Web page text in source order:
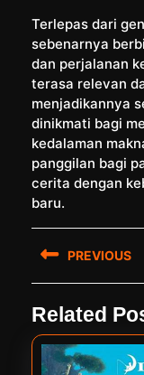
Terlepas dari
sebenarnya
dan perjalanan
terasa relevan
menjadikannya
dinikmati bagi
kedalaman
panggilan bagi
cerita dengan
baru.
navigation
PREVIOUS
post:
Related